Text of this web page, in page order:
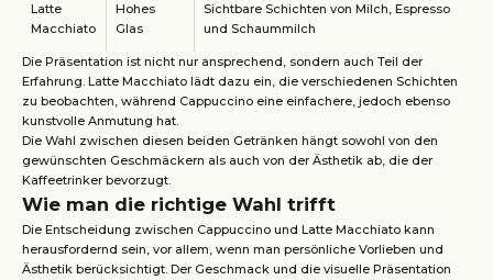
Latte
Macchiato
Hohes
Glas
Sichtbare Schichten von Milch, Espresso
und Schaummilch
Die Präsentation ist nicht nur ansprechend, sondern auch Teil der
Erfahrung. Latte Macchiato lädt dazu ein, die verschiedenen Schichten
zu beobachten, während Cappuccino eine einfachere, jedoch ebenso
kunstvolle Anmutung hat.
Die Wahl zwischen diesen beiden Getränken hängt sowohl von den
gewünschten Geschmäckern als auch von der Ästhetik ab, die der
Kaffeetrinker bevorzugt.
Wie man die richtige Wahl trifft
Die Entscheidung zwischen Cappuccino und Latte Macchiato kann
herausfordernd sein, vor allem, wenn man persönliche Vorlieben und
Ästhetik berücksichtigt. Der Geschmack und die visuelle Präsentation